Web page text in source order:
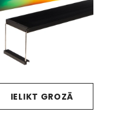
IELIKT GROZĀ